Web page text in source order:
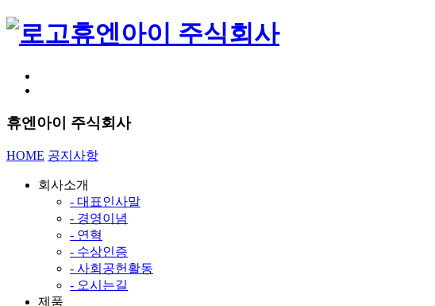
휴엔아이 주식회사
휴엔아이 주식회사
HOME 공지사항
회사소개
- 대표인사말
- 경영이념
- 연혁
- 수상인증
- 사회공헌활동
- 오시는길
제품